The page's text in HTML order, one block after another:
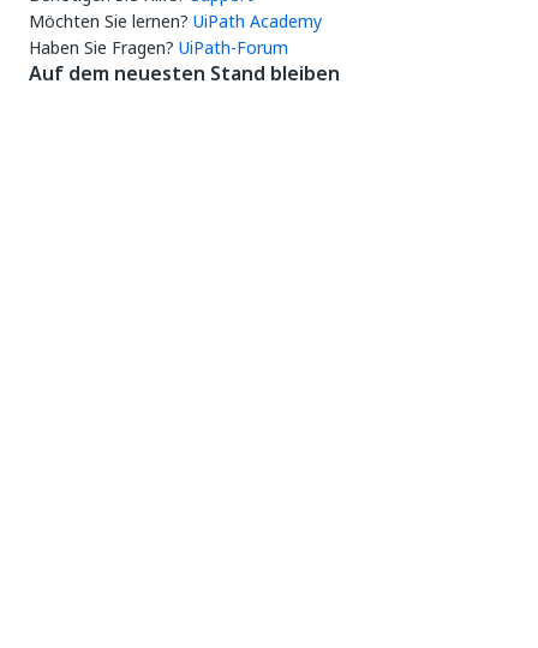
Möchten Sie lernen? UiPath Academy
Haben Sie Fragen? UiPath-Forum
Auf dem neuesten Stand bleiben